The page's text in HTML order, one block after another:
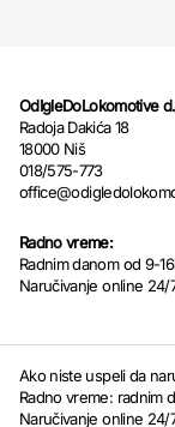
OdIgleDoLokomotive
Radoja Dakića 18
18000 Niš
018/575-773
Radno vreme:
Radnim danom od 9-
Naručivanje online 24/
Ako niste uspeli da
Radno vreme: radnim
Naručivanje online 24/